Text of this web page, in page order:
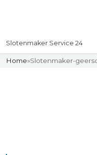
Slotenmaker Service 24
Home»Slotenmaker-